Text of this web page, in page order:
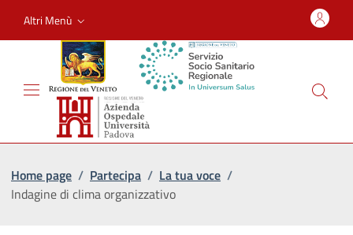
Altri Menù
Home page / Partecipa / La tua voce /
Indagine di clima organizzativo